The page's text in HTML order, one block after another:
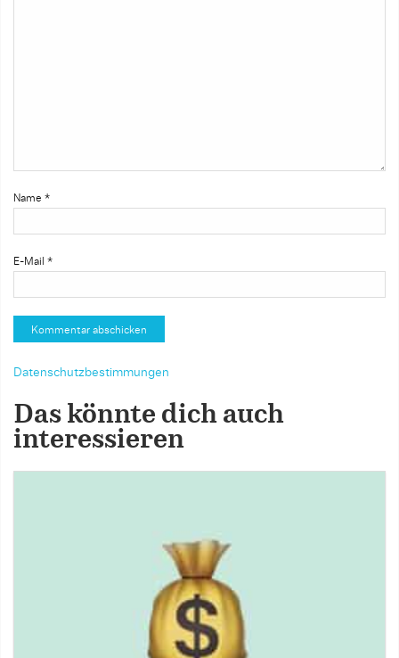
Name *
E-Mail *
Datenschutzbestimmungen
Das könnte dich auch
interessieren